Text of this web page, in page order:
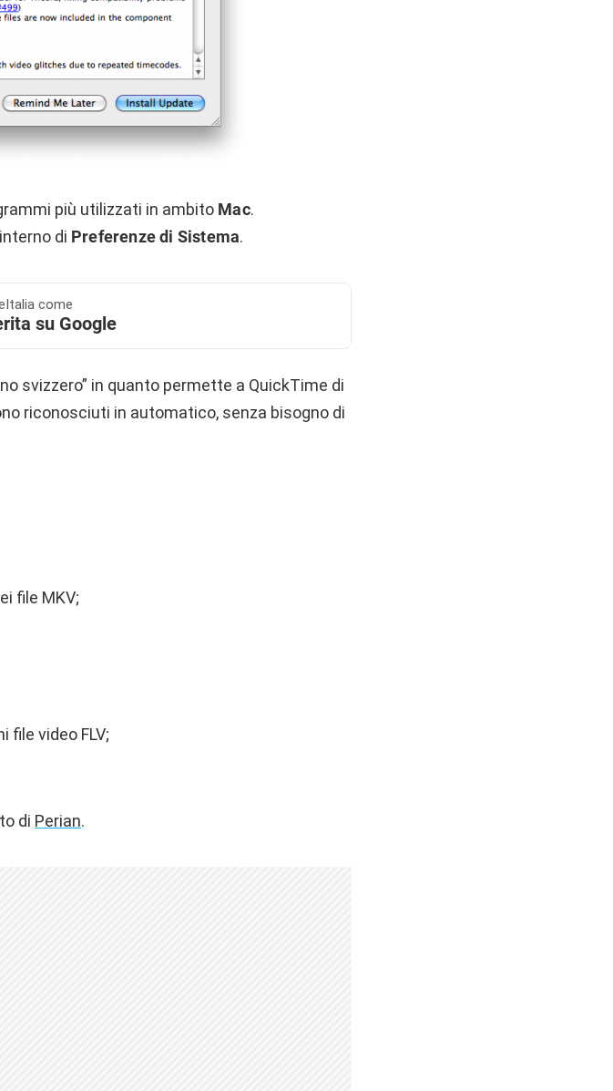
più utilizzati in ambito Mac.
di Preferenze di Sistema.
come
su Google
svizzero” in quanto permette a QuickTime di
riconosciuti in automatico, senza bisogno di
file MKV;
file video FLV;
di Perian.